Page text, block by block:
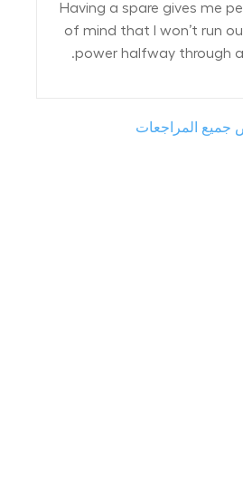
Having a spare gives me
of mind that I won’t run
power halfway through a
المراجعات